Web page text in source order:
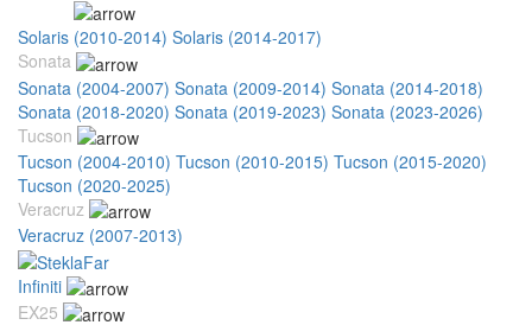
Solaris (2010-2014) Solaris (2014-2017)
Sonata
Sonata (2004-2007) Sonata (2009-2014) Sonata (2014-2018)
Sonata (2018-2020) Sonata (2019-2023) Sonata (2023-2026)
Tucson
Tucson (2004-2010) Tucson (2010-2015) Tucson (2015-2020)
Tucson (2020-2025)
Veracruz
Veracruz (2007-2013)
Infiniti
EX25